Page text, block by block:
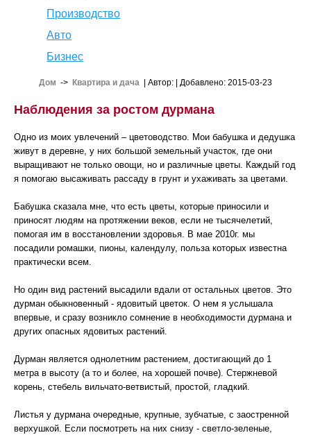
Производство
Авто
Бизнес
Дом -> Квартира и дача | Автор: | Добавлено: 2015-03-23
Наблюдения за ростом дурмана
Одно из моих увлечений – цветоводство. Мои бабушка и дедушка
живут в деревне, у них большой земельный участок, где они
выращивают не только овощи, но и различные цветы. Каждый год
я помогаю высаживать рассаду в грунт и ухаживать за цветами.
Бабушка сказала мне, что есть цветы, которые приносили и
приносят людям на протяжении веков, если не тысячелетий,
помогая им в восстановлении здоровья. В мае 2010г. мы
посадили ромашки, пионы, календулу, польза которых известна
практически всем.
Но один вид растений высадили вдали от остальных цветов. Это
дурман обыкновенный - ядовитый цветок. О нем я услышала
впервые, и сразу возникло сомнение в необходимости дурмана и
других опасных ядовитых растений.
Дурман является однолетним растением, достигающий до 1
метра в высоту (а то и более, на хорошей почве). Стержневой
корень, стебель вильчато-ветвистый, простой, гладкий.
Листья у дурмана очередные, крупные, зубчатые, с заостренной
верхушкой. Если посмотреть на них снизу - светло-зеленые,